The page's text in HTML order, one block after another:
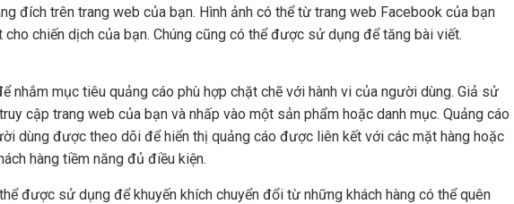
đích trên trang web của bạn. Hình ảnh có thể từ trang web Facebook của bạn
chiến dịch của bạn. Chúng cũng có thể được sử dụng để tăng bài viết.
nhắm mục tiêu quảng cáo phù hợp chặt chẽ với hành vi của người dùng. Giả sử
cập trang web của bạn và nhấp vào một sản phẩm hoặc danh mục. Quảng cáo
dùng được theo dõi để hiển thị quảng cáo được liên kết với các mặt hàng hoặc
hàng tiềm năng đủ điều kiện.
được sử dụng để khuyến khích chuyển đổi từ những khách hàng có thể quên